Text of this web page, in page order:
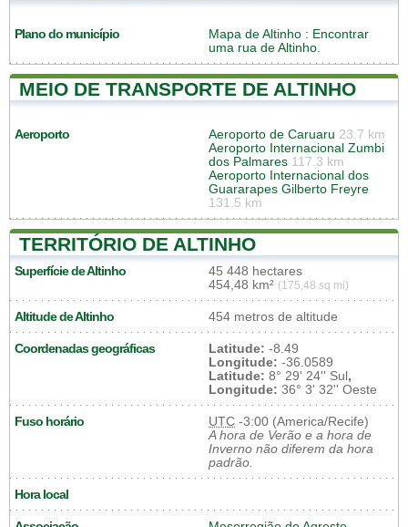
Plano do município Mapa de Altinho : Encontrar
uma rua de Altinho.
MEIO DE TRANSPORTE DE ALTINHO
Aeroporto Aeroporto de Caruaru 23.7 km
Aeroporto Internacional Zumbi
dos Palmares 117.3 km
Aeroporto Internacional dos
Guararapes Gilberto Freyre
131.5 km
TERRITÓRIO DE ALTINHO
Superfície de Altinho
45 448 hectares
454,48 km² (175,48 sq mi)
Altitude de Altinho 454 metros de altitude
Coordenadas geográficas Latitude: -8.49
Longitude: -36.0589
Latitude: 8° 29' 24'' Sul,
Longitude: 36° 3' 32'' Oeste
Fuso horário UTC -3:00 (America/Recife)
A hora de Verão e a hora de
Inverno não diferem da hora
padrão.
Hora local